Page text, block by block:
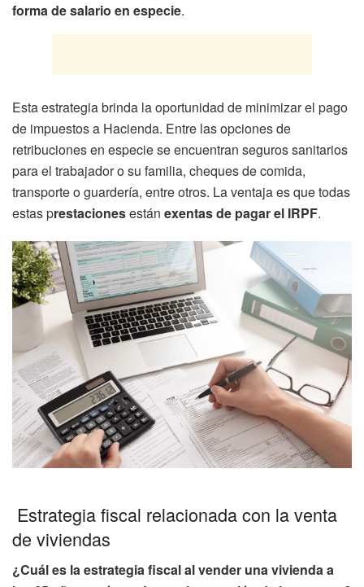
forma de salario en especie.
Esta estrategia brinda la oportunidad de minimizar el pago
de impuestos a Hacienda. Entre las opciones de
retribuciones en especie se encuentran seguros sanitarios
para el trabajador o su familia, cheques de comida,
transporte o guardería, entre otros. La ventaja es que todas
estas prestacionesestán exentas de pagar el IRPF.
Estrategia fiscal relacionada con la venta
de viviendas
¿Cuál es la estrategia fiscal al vender una vivienda a